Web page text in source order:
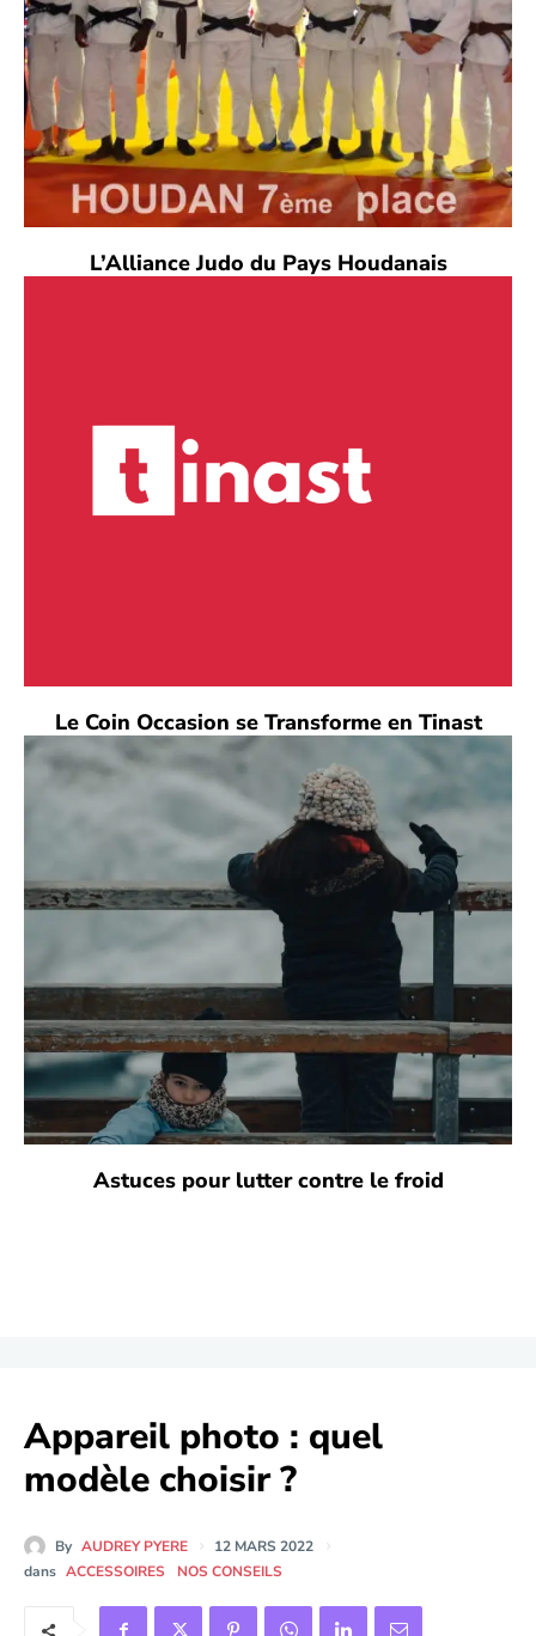
L’Alliance Judo du Pays Houdanais
Le Coin Occasion se Transforme en Tinast
Astuces pour lutter contre le froid